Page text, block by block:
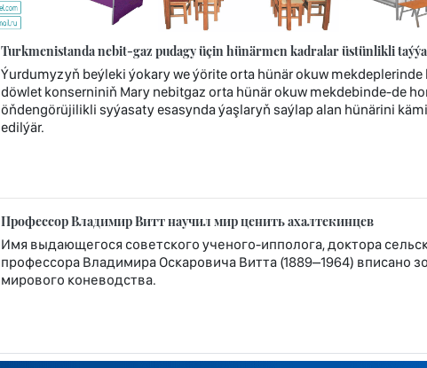
Turkmenistanda nebit-gaz pudagy üçin hünärmen kadralar üstünlikli
Ýurdumyzyň beýleki ýokary we ýörite orta hünär okuw mekdeplerinde
döwlet konserniniň Mary nebitgaz orta hünär okuw mekdebinde-de
öňdengörüjilikli syýasaty esasynda ýaşlaryň saýlap alan hünärini
edilýär.
Профессор Владимир Витт научил мир ценить ахалтекинцев
Имя выдающегося советского ученого-ипполога, доктора
профессора Владимира Оскаровича Витта (1889–1964) вписано
мирового коневодства.